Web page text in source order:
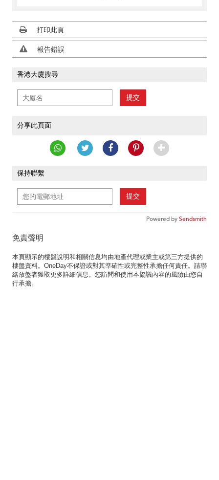
打印此頁
報告錯誤
香港大廈搜尋
提交
分享此頁面
保持聯繫
提交
Powered bySendsmith
免責聲明
本頁顯示的樓盤說明和相關信息均由地產代理或業主或第三方提供的
樓盤資料。OneDay不保證或對其準確性或完整性承擔任何責任。請聯
絡放盤者獲取更多詳細信息。您訪問和使用本協議內容的風險由您自
行承擔。